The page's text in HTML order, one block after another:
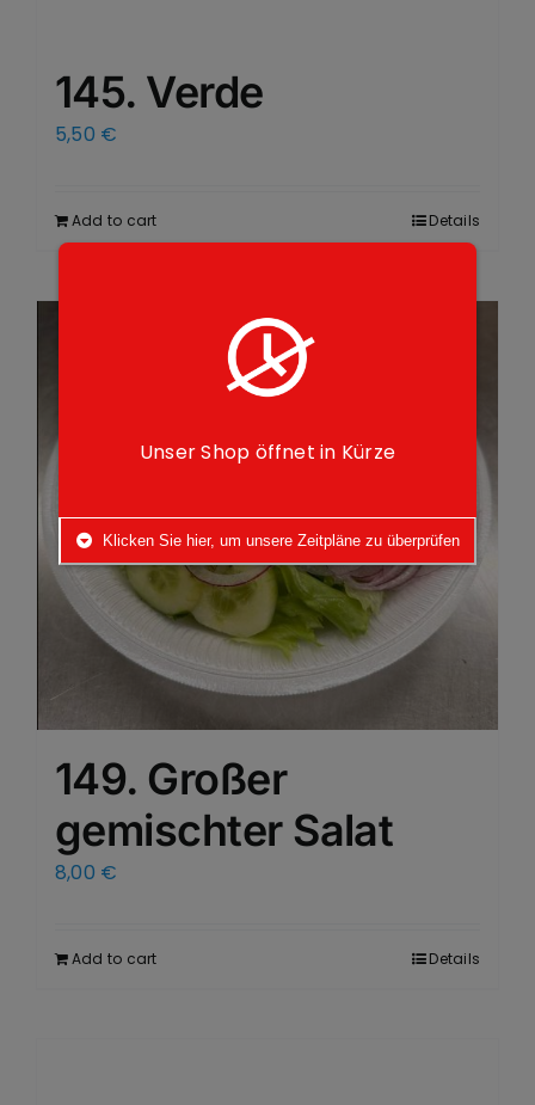
145. Verde
5,50 €
Add to cart Details
149. Großer
gemischter Salat
8,00 €
Add to cart Details
Unser Shop öffnet in Kürze
Klicken Sie hier, um unsere Zeitpläne zu überprüfen